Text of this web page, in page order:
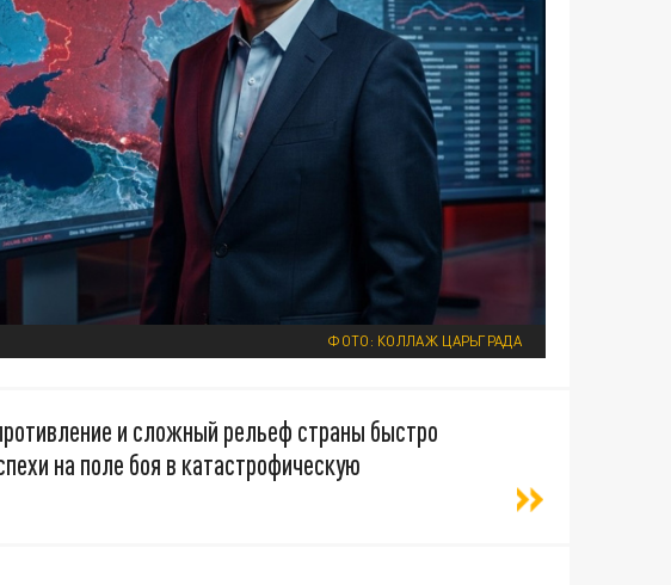
ФОТО: КОЛЛАЖ ЦАРЬГРАДА
и сложный рельеф страны быстро
на поле боя в катастрофическую